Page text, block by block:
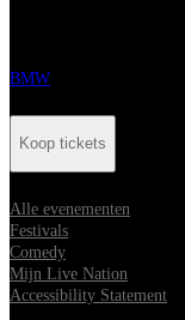
BMW
Koop tickets
Alle evenementen
Festivals
Comedy
Mijn Live Nation
Accessibility Statement